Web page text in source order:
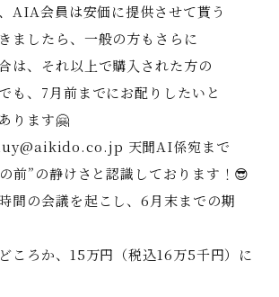
AIA会員は安価に提供させて貰う
ましたら、一般の方もさらに
は、それ以上で購入された方の
も、7月前までにお配りしたいと
ります🤗
天聞AI係宛まで
前”の静けさと認識しております！😎
間の会議を起こし、6月末までの期
ころか、15万円（税込16万5千円）に